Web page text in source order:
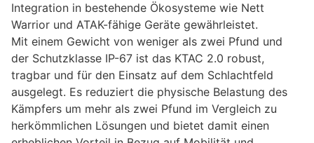
Integration in bestehende Ökosysteme wie Nett
Warrior und ATAK-fähige Geräte gewährleistet.
Mit einem Gewicht von weniger als zwei Pfund und
der Schutzklasse IP-67 ist das KTAC 2.0 robust,
tragbar und für den Einsatz auf dem Schlachtfeld
ausgelegt. Es reduziert die physische Belastung des
Kämpfers um mehr als zwei Pfund im Vergleich zu
herkömmlichen Lösungen und bietet damit einen